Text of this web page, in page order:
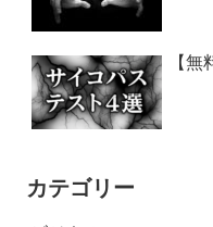
【
カテゴリー